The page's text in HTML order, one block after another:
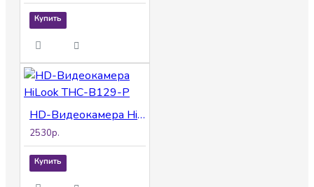
Купить
HD-Видеокамера HiLook THC-B129-P
2530р.
Купить